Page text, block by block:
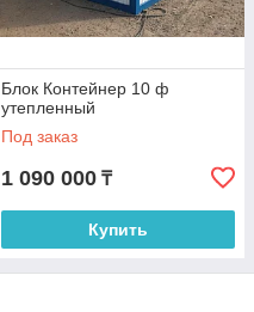
Блок Контейнер 10 ф
утепленный
Под заказ
1 090 000 ₸
Купить